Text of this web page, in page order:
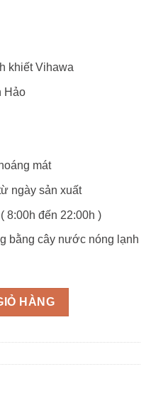
khiết Vihawa
Hảo
mát
ngày sản xuất
8:00h đến 22:00h )
bằng cây nước nóng lạnh
lít số lượng
HÀNG